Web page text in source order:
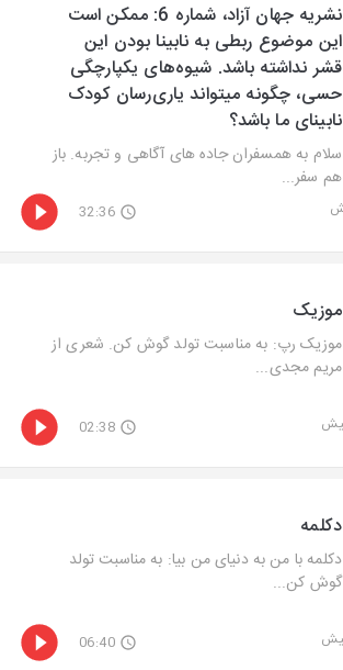
نشریه جهان آزاد، شماره 6: ممکن است
این موضوع ربطی به نابینا بودن این
قشر نداشته باشد. شیوه‌های یکپارچگی
حسی، چگونه میتواند یاری‌رسان کودک
نابینای ما باشد؟
سلام به همسفران جاده های آگاهی و تجربه. باز
هم سفر...
32:36
موزیک
موزیک رپ: به مناسبت تولد گوش کن. شعری از
مریم مجدی...
02:38
دکلمه
دکلمه با من به دنیای من بیا: به مناسبت تولد
گوش کن...
06:40